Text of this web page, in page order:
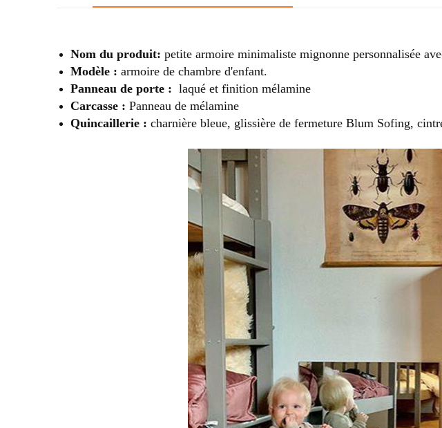
Nom du produit: petite armoire minimaliste mignonne personnalisée
Modèle : armoire de chambre d'enfant.
Panneau de porte : laqué et finition mélamine
Carcasse : Panneau de mélamine
Quincaillerie : charnière bleue, glissière de fermeture Blum Sofing,